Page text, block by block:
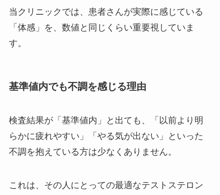
当クリニックでは、患者さんが実際に感じている
「体感」を、数値と同じくらい重要視していま
す。
基準値内でも不調を感じる理由
検査結果が「基準値内」と出ても、「以前より明
らかに疲れやすい」「やる気が出ない」といった
不調を抱えている方は少なくありません。
これは、その人にとっての最適なテストステロン